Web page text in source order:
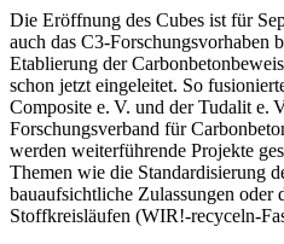
Die Eröffnung des Cubes ist für
auch das C3-Forschungsvorhaben
Etablierung der
schon jetzt eingeleitet. So
Composite e. V. und der Tudalit e.
Forschungsverband für
werden weiterführende Projekte
Themen wie die Standardisierung
bauaufsichtliche Zulassungen oder
Stoffkreisläufen (WIR!-recyceln-